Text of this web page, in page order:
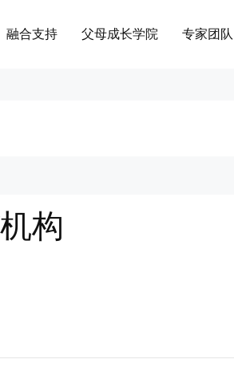
融合支持 父母成长学院 专家团队
构